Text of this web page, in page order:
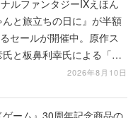
2026年8月10日
ーム』30周年記念商品の
時より開始。拡張パック
」のボックスに、「プ
ット エーフィ・ブラッキ